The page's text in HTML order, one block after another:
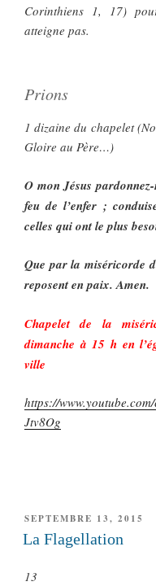
Corinthiens 1, 17)
atteigne pas.
Prions
1 dizaine du chapelet
Gloire au Père…)
O mon Jésus
feu de l’enfer ;
celles qui ont le plus
Que par la miséricorde
reposent en paix. Amen.
Chapelet de la
dimanche à 15 h en
ville
https://
Jtv8Og
PUBLIÉ
LE
SEPTEMBRE 13, 2015
La Flagellation
13